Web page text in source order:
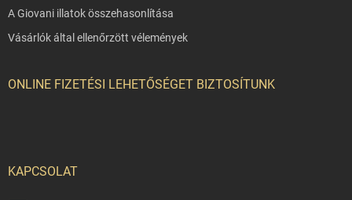
A Giovani illatok összehasonlítása
Vásárlók által ellenőrzött vélemények
ONLINE FIZETÉSI LEHETŐSÉGET BIZTOSÍTUNK
KAPCSOLAT